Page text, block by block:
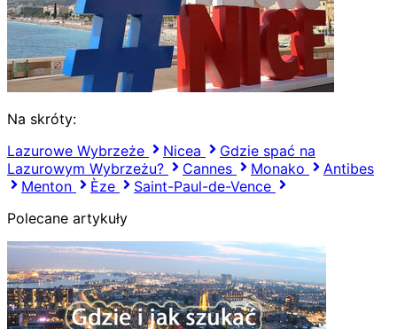
Na skróty:
Lazurowe Wybrzeże
Nicea
Gdzie spać na
Lazurowym Wybrzeżu?
Cannes Monako
Antibes
Menton
Èze
Saint-Paul-de-Vence
Polecane artykuły